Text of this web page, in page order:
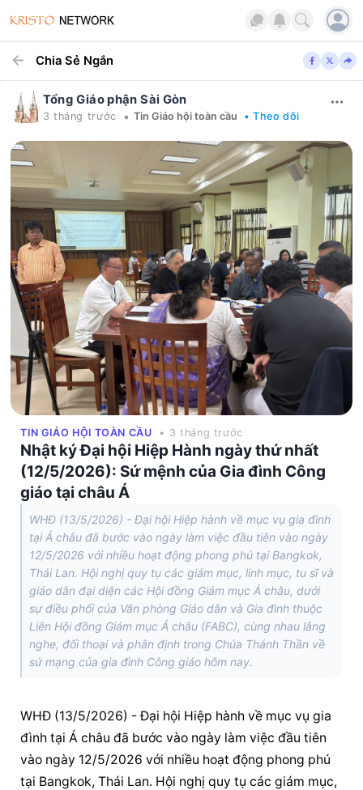
Chia Sẻ Ngắn
Tổng Giáo phận Sài Gòn
3 tháng trước • Tin Giáo hội toàn cầu • Theo dõi
TIN GIÁO HỘI TOÀN CẦU • 3 tháng trước
Nhật ký Đại hội Hiệp Hành ngày thứ nhất
(12/5/2026): Sứ mệnh của Gia đình Công
giáo tại châu Á
WHĐ (13/5/2026) - Đại hội Hiệp hành về mục vụ gia đình
tại Á châu đã bước vào ngày làm việc đầu tiên vào ngày
12/5/2026 với nhiều hoạt động phong phú tại Bangkok,
Thái Lan. Hội nghị quy tụ các giám mục, linh mục, tu sĩ và
giáo dân đại diện các Hội đồng Giám mục Á châu, dưới
sự điều phối của Văn phòng Giáo dân và Gia đình thuộc
Liên Hội đồng Giám mục Á châu (FABC), cùng nhau lắng
nghe, đối thoại và phân định trong Chúa Thánh Thần về
sứ mạng của gia đình Công giáo hôm nay.
WHĐ (13/5/2026) - Đại hội Hiệp hành về mục vụ gia
đình tại Á châu đã bước vào ngày làm việc đầu tiên
vào ngày 12/5/2026 với nhiều hoạt động phong phú
tại Bangkok, Thái Lan. Hội nghị quy tụ các giám mục,